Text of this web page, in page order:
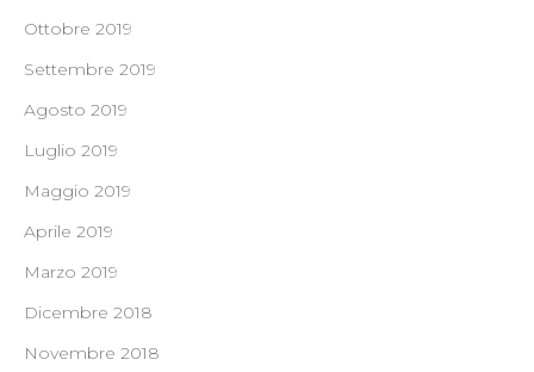
Ottobre 2019
Settembre 2019
Agosto 2019
Luglio 2019
Maggio 2019
Aprile 2019
Marzo 2019
Dicembre 2018
Novembre 2018